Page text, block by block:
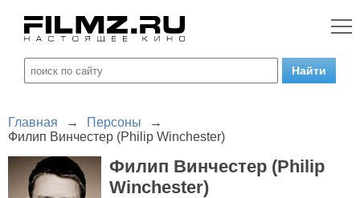
Главная → Персоны
→
Филип Винчестер (Philip Winchester)
Филип Винчестер (Philip
Winchester)